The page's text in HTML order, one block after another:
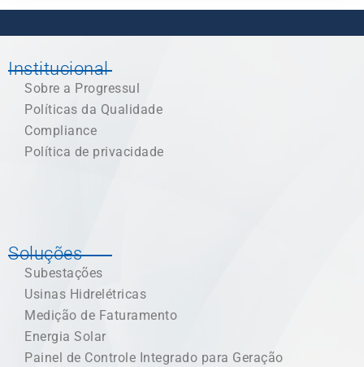
Institucional
Sobre a Progressul
Políticas da Qualidade
Compliance
Política de privacidade
Soluções
Subestações
Usinas Hidrelétricas
Medição de Faturamento
Energia Solar
Painel de Controle Integrado para Geração